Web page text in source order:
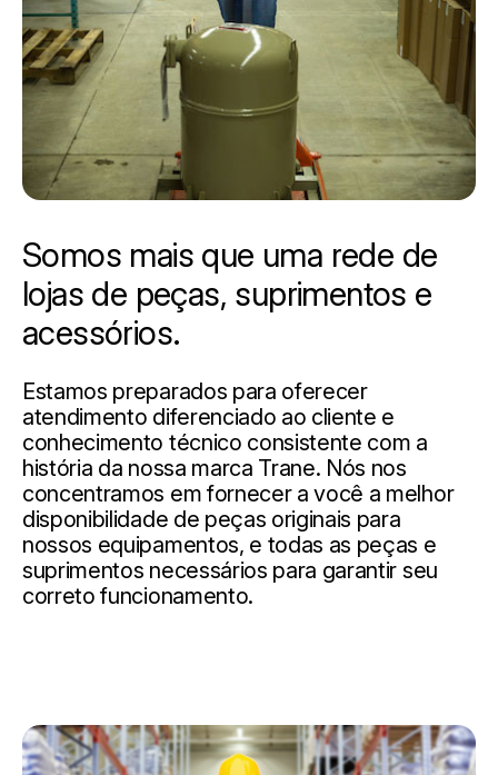
Somos mais que uma rede de
lojas de peças, suprimentos e
acessórios.
Estamos preparados para oferecer
atendimento diferenciado ao cliente e
conhecimento técnico consistente com a
história da nossa marca Trane. Nós nos
concentramos em fornecer a você a melhor
disponibilidade de peças originais para
nossos equipamentos, e todas as peças e
suprimentos necessários para garantir seu
correto funcionamento.